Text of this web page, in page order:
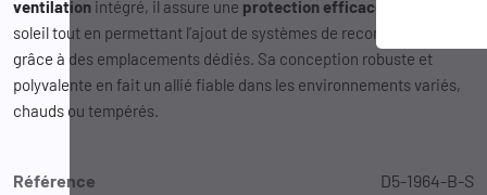
ventilation intégré, il assure une protection efficace
soleil tout en permettant l’ajout de systèmes de reconnaissance
grâce à des emplacements dédiés. Sa conception robuste et
polyvalente en fait un allié fiable dans les environnements variés,
chauds ou tempérés.
Référence D5-1964-B-S